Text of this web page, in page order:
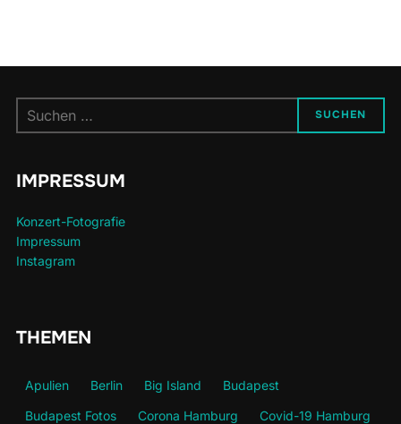
nach:
SUCHEN
IMPRESSUM
Konzert-Fotografie
Impressum
Instagram
THEMEN
Apulien Berlin Big Island
Budapest
Budapest Fotos
Corona Hamburg
Covid-19 Hamburg